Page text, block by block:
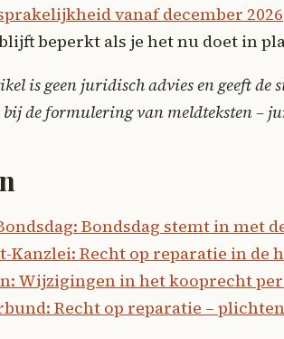
vanaf december 2026
beperkt als je het nu doet in
is geen juridisch advies en geeft de
bij de formulering van meldteksten –
Bondsdag stemt in met
Kanzlei: Recht op reparatie in de
Wijzigingen in het kooprecht per
Recht op reparatie –